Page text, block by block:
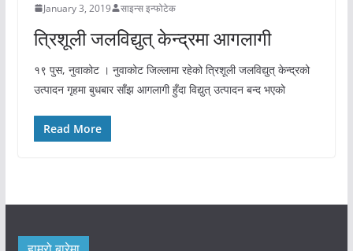
January 3, 2019 साइन्स इन्फोटेक
त्रिशूली जलविद्युत् केन्द्रमा आगलागी
१९ पुस, नुवाकोट । नुवाकोट जिल्लामा रहेको त्रिशूली जलविद्युत् केन्द्रको
उत्पादन गृहमा बुधबार साँझ आगलागी हुँदा विद्युत् उत्पादन बन्द भएको
Read More